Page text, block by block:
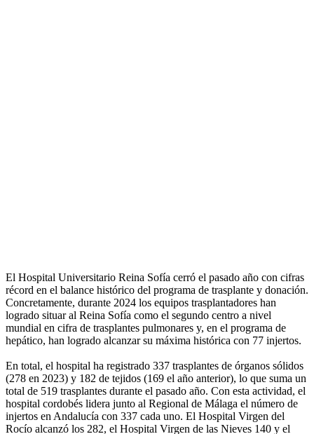
El Hospital Universitario Reina Sofía cerró el pasado año con cifras
récord en el balance histórico del programa de trasplante y donación.
Concretamente, durante 2024 los equipos trasplantadores han
logrado situar al Reina Sofía como el segundo centro a nivel
mundial en cifra de trasplantes pulmonares y, en el programa de
hepático, han logrado alcanzar su máxima histórica con 77 injertos.
En total, el hospital ha registrado 337 trasplantes de órganos sólidos
(278 en 2023) y 182 de tejidos (169 el año anterior), lo que suma un
total de 519 trasplantes durante el pasado año. Con esta actividad, el
hospital cordobés lidera junto al Regional de Málaga el número de
injertos en Andalucía con 337 cada uno. El Hospital Virgen del
Rocío alcanzó los 282, el Hospital Virgen de las Nieves 140 y el